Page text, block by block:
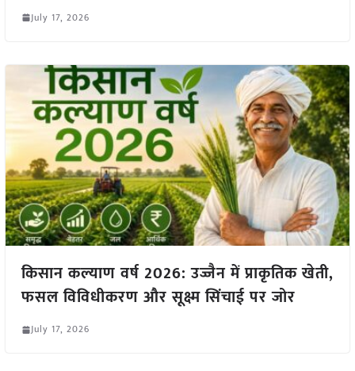
July 17, 2026
किसान कल्याण वर्ष 2026: उज्जैन में प्राकृतिक खेती,
फसल विविधीकरण और सूक्ष्म सिंचाई पर जोर
July 17, 2026